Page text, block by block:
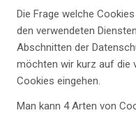
Die Frage welche
den verwendeten
Abschnitten der
möchten wir kurz auf die
Cookies eingehen.
Man kann 4 Arten von